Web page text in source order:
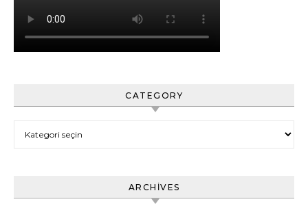
CATEGORY
ARCHIVES